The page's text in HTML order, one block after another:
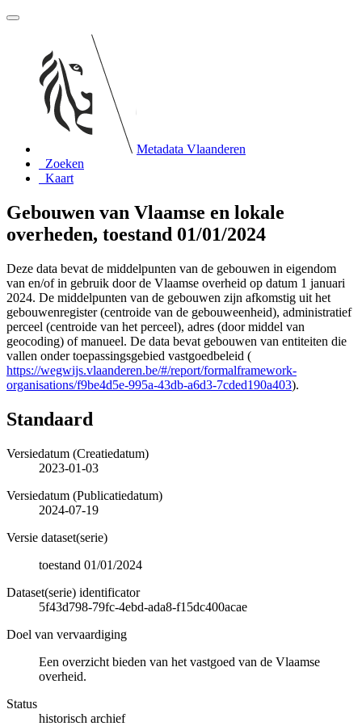
Metadata Vlaanderen
Zoeken
Kaart
Gebouwen van Vlaamse en lokale
overheden, toestand 01/01/2024
Deze data bevat de middelpunten van de gebouwen in eigendom
van en/of in gebruik door de Vlaamse overheid op datum 1 januari
2024. De middelpunten van de gebouwen zijn afkomstig uit het
gebouwenregister (centroide van de gebouweenheid), administratief
perceel (centroide van het perceel), adres (door middel van
geocoding) of manueel. De data bevat gebouwen van entiteiten die
vallen onder toepassingsgebied vastgoedbeleid (
https://wegwijs.vlaanderen.be/#/report/formalframework-
organisations/f9be4d5e-995a-43db-a6d3-7cded190a403).
Standaard
Versiedatum (Creatiedatum)
2023-01-03
Versiedatum (Publicatiedatum)
2024-07-19
Versie dataset(serie)
toestand 01/01/2024
Dataset(serie) identificator
5f43d798-79fc-4ebd-ada8-f15dc400acae
Doel van vervaardiging
Een overzicht bieden van het vastgoed van de Vlaamse
overheid.
Status
historisch archief